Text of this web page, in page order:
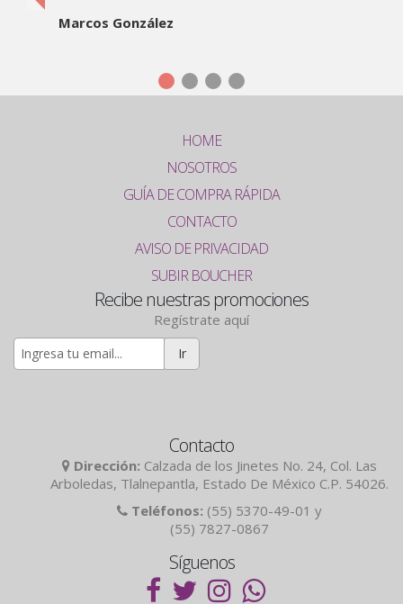
Marcos González
HOME
NOSOTROS
GUÍA DE COMPRA RÁPIDA
CONTACTO
AVISO DE PRIVACIDAD
SUBIR BOUCHER
Recibe nuestras promociones
Regístrate aquí
Ir
Contacto
Dirección: Calzada de los Jinetes No. 24, Col. Las
Arboledas, Tlalnepantla, Estado De México C.P. 54026.
Teléfonos: (55) 5370-49-01 y
(55) 7827-0867
Síguenos